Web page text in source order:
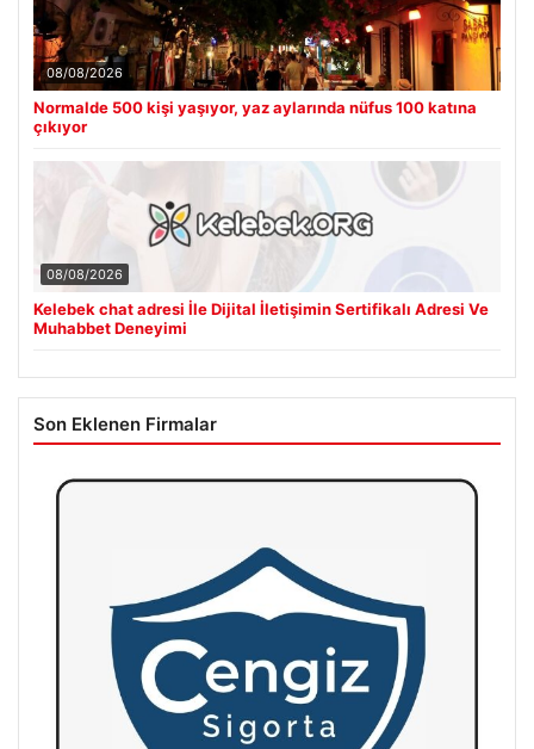
08/08/2026
Normalde 500 kişi yaşıyor, yaz aylarında nüfus 100 katına
çıkıyor
08/08/2026
Kelebek chat adresi İle Dijital İletişimin Sertifikalı Adresi Ve
Muhabbet Deneyimi
Son Eklenen Firmalar